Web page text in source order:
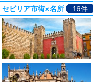
セビリア市街×名所 16件